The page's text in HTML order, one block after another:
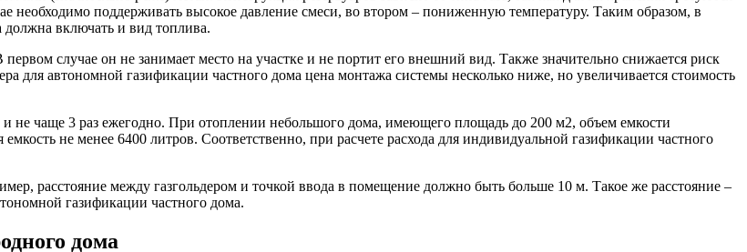
необходимо поддерживать высокое давление смеси, во втором – пониженную температуру. Таким образом, в
должна включать и вид топлива.
случае он не занимает место на участке и не портит его внешний вид. Также значительно снижается риск
для автономной газификации частного дома цена монтажа системы несколько ниже, но увеличивается стоимость
не чаще 3 раз ежегодно. При отоплении небольшого дома, имеющего площадь до 200 м2, объем емкости
не менее 6400 литров. Соответственно, при расчете расхода для индивидуальной газификации частного
расстояние между газгольдером и точкой ввода в помещение должно быть больше 10 м. Такое же расстояние –
газификации частного дома.
дома